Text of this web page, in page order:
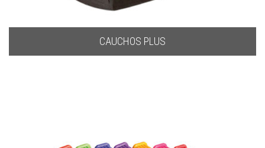
CAUCHOS PLUS